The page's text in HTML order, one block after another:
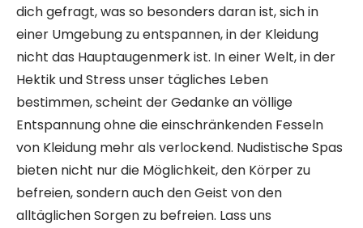
dich gefragt, was so besonders daran ist, sich in
einer Umgebung zu entspannen, in der Kleidung
nicht das Hauptaugenmerk ist. In einer Welt, in der
Hektik und Stress unser tägliches Leben
bestimmen, scheint der Gedanke an völlige
Entspannung ohne die einschränkenden Fesseln
von Kleidung mehr als verlockend. Nudistische Spas
bieten nicht nur die Möglichkeit, den Körper zu
befreien, sondern auch den Geist von den
alltäglichen Sorgen zu befreien. Lass uns